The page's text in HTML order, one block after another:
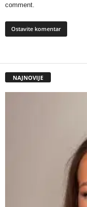
comment.
NAJNOVIJE